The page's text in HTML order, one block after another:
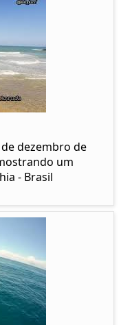
dezembro de
um
- Brasil